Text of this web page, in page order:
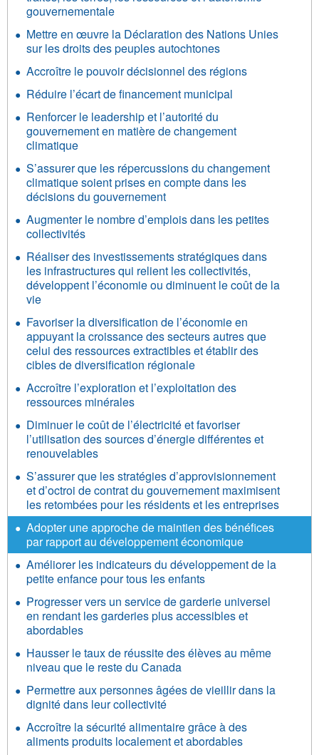
gouvernementale
Mettre en œuvre la Déclaration des Nations Unies
sur les droits des peuples autochtones
Accroître le pouvoir décisionnel des régions
Réduire l’écart de financement municipal
Renforcer le leadership et l’autorité du
gouvernement en matière de changement
climatique
S’assurer que les répercussions du changement
climatique soient prises en compte dans les
décisions du gouvernement
Augmenter le nombre d’emplois dans les petites
collectivités
Réaliser des investissements stratégiques dans
les infrastructures qui relient les collectivités,
développent l’économie ou diminuent le coût de la
vie
Favoriser la diversification de l’économie en
appuyant la croissance des secteurs autres que
celui des ressources extractibles et établir des
cibles de diversification régionale
Accroître l’exploration et l’exploitation des
ressources minérales
Diminuer le coût de l’électricité et favoriser
l’utilisation des sources d’énergie différentes et
renouvelables
S’assurer que les stratégies d’approvisionnement
et d’octroi de contrat du gouvernement maximisent
les retombées pour les résidents et les entreprises
Adopter une approche de maintien des bénéfices
par rapport au développement économique
Améliorer les indicateurs du développement de la
petite enfance pour tous les enfants
Progresser vers un service de garderie universel
en rendant les garderies plus accessibles et
abordables
Hausser le taux de réussite des élèves au même
niveau que le reste du Canada
Permettre aux personnes âgées de vieillir dans la
dignité dans leur collectivité
Accroître la sécurité alimentaire grâce à des
aliments produits localement et abordables